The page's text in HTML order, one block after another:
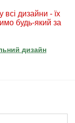
дизайни - їх
будь-який за
дизайн